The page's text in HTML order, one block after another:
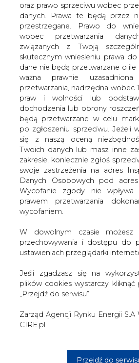
oraz prawo sprzeciwu wobec
danych. Prawa te będą przez
przestrzegane. Prawo do
wobec przetwarzania
związanych z Twoją
skutecznym wniesieniu prawa
dane nie będą przetwarzane o
ważna prawnie
przetwarzania, nadrzędna wobec
praw i wolności lub
dochodzenia lub obrony
będą przetwarzane w celu
po zgłoszeniu sprzeciwu. Jeżeli
się z naszą oceną
Twoich danych lub masz inne
zakresie, koniecznie zgłoś
swoje zastrzeżenia na adres
Danych Osobowych pod adres
Wycofanie zgody nie
prawem przetwarzania
wycofaniem.
W dowolnym czasie możesz
przechowywania i dostępu do
ustawieniach przeglądarki
Jeśli zgadzasz się na
plików cookies wystarczy kliknąć
„Przejdź do serwisu”.
Zarząd Agencji Rynku Energii
CIRE.pl
Przejdź do
Niemiecki urząd
wydał zgody na kolejne
paliwo energetycznym
dojść w tym kraju.
Urząd zablokował fuzje,
energetycznego i
połączenia działów sprzedaży
naftowych E.ON z BP oraz RWE z
Według urzędu takie transakcje
powstania oligopolu na
Zainteresowani otrzymają
przyczyn odmowy.
#Energetyka #świat
Artykuł powstał bez wsparcia narzędzi
Wydawca portalu CIRE zgadza się na
szkoleń treningowych LLM.
KOMENTARZE